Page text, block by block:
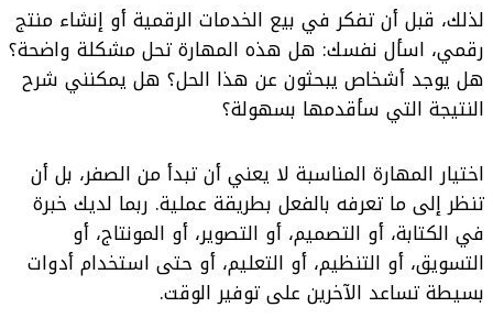
لذلك، قبل أن تفكر في بيع الخدمات الرقمية أو إنشاء منتج
رقمي، اسأل نفسك: هل هذه المهارة تحل مشكلة واضحة؟
هل يوجد أشخاص يبحثون عن هذا الحل؟ هل يمكنني شرح
النتيجة التي سأقدمها بسهولة؟
اختيار المهارة المناسبة لا يعني أن تبدأ من الصفر، بل أن
تنظر إلى ما تعرفه بالفعل بطريقة عملية. ربما لديك خبرة
في الكتابة، أو التصميم، أو التصوير، أو المونتاج، أو
التسويق، أو التنظيم، أو التعليم، أو حتى استخدام أدوات
بسيطة تساعد الآخرين على توفير الوقت.